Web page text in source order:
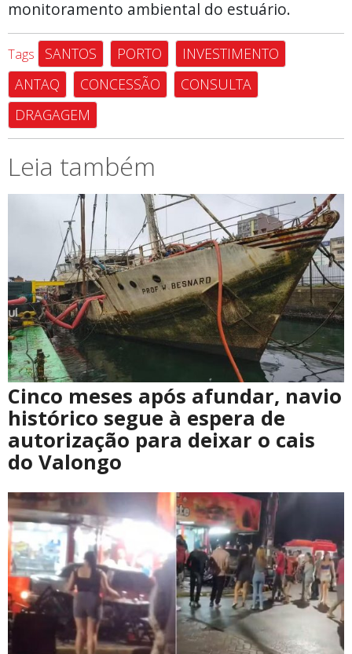
monitoramento ambiental do estuário.
Tags SANTOS PORTO
INVESTIMENTO
ANTAQ
CONCESSÃO
CONSULTA
DRAGAGEM
Leia também
Cinco meses após afundar, navio
histórico segue à espera de
autorização para deixar o cais
do Valongo